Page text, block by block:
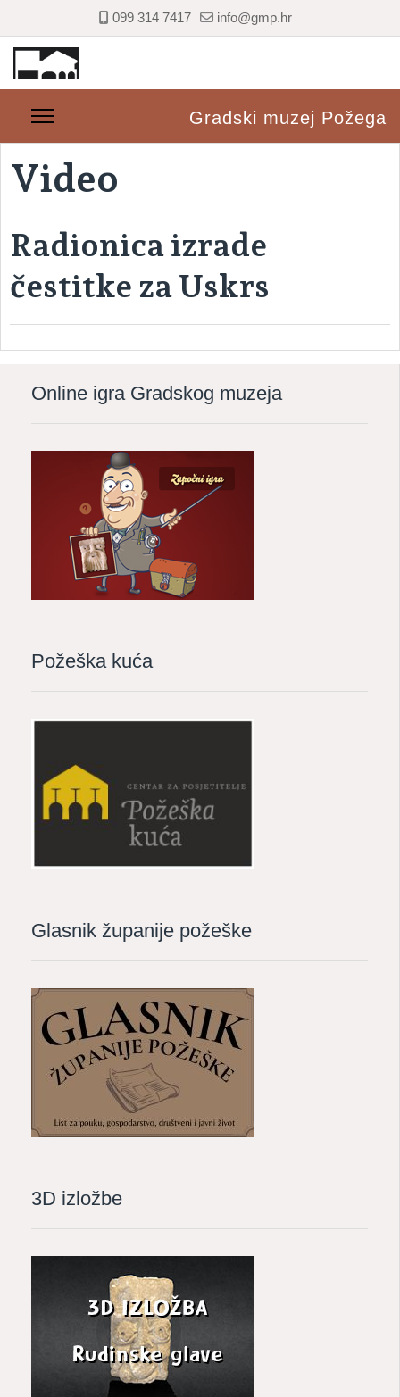
099 314 7417 info@gmp.hr
Gradski muzej Požega
Video
Radionica izrade
čestitke za Uskrs
Online igra Gradskog muzeja
Požeška kuća
Glasnik županije požeške
3D izložbe